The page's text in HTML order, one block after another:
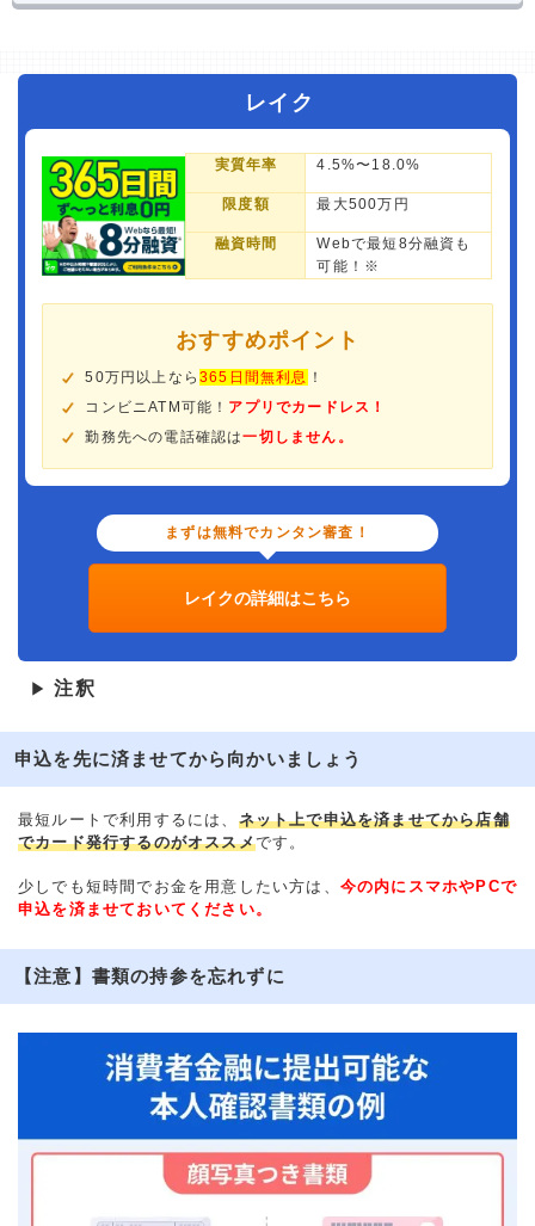
レイク
実質年率 4.5%〜18.0%
限度額 最大500万円
融資時間
Webで最短8分融資も
可能！※
おすすめポイント
50万円以上なら365日間無利息 ！
コンビニATM可能！ アプリでカードレス！
勤務先への電話確認は一切しません。
まずは無料でカンタン審査！
レイクの詳細はこちら
▶ 注釈
申込を先に済ませてから向かいましょう
最短ルートで利用するには、 ネット上で申込を済ませてから店舗
でカード発行するのがオススメです。
少しでも短時間でお金を用意したい方は、 今の内にスマホやPCで
申込を済ませておいてください。
【注意】書類の持参を忘れずに